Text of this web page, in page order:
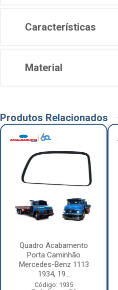
Características
Material
Produtos Relacionados
Quadro Acabamento
Porta Caminhão
Mercedes-Benz 1113
1934, 19...
Código: 1935